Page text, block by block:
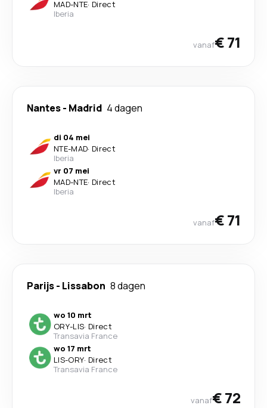
MAD-NTE· Direct
Iberia
vanaf€ 71
Nantes- Madrid 4 dagen
di 04 mei
NTE-MAD· Direct
Iberia
vr 07 mei
MAD-NTE· Direct
Iberia
vanaf€ 71
Parijs- Lissabon 8 dagen
wo 10 mrt
ORY-LIS· Direct
Transavia France
wo 17 mrt
LIS-ORY· Direct
Transavia France
vanaf€ 72